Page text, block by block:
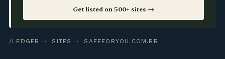
Get listed on 500+ sites →
/LEDGER · SITES · SAFEFORYOU.COM.BR